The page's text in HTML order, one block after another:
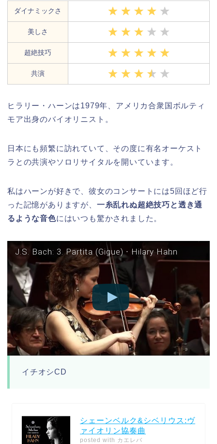
ダイナミックさ
美しさ
超絶技巧
共演
ヒラリー・ハーンは1979年、アメリカ合衆国ボルティ
モア出身のバイオリニスト。
日本にも頻繁に訪れていて、その度に有名オーケスト
ラとの共演やソロリサイタルを開いています。
私はハーンが好きで、彼女のコンサートには5回ほど行
った記憶がありますが、 一糸乱れぬ超絶技巧と透き通
るような音色にはいつも驚かされました。
J.S. Bach: 3. Partita (Gigue) ∙ Hilary Hahn
イチオシCD
シェーンベルク&シベリウス:ヴ
ァイオリン協奏曲
posted with カエレバ